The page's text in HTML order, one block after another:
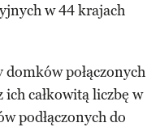
w 44 krajach
połączonych
całkowitą liczbę w
podłączonych do